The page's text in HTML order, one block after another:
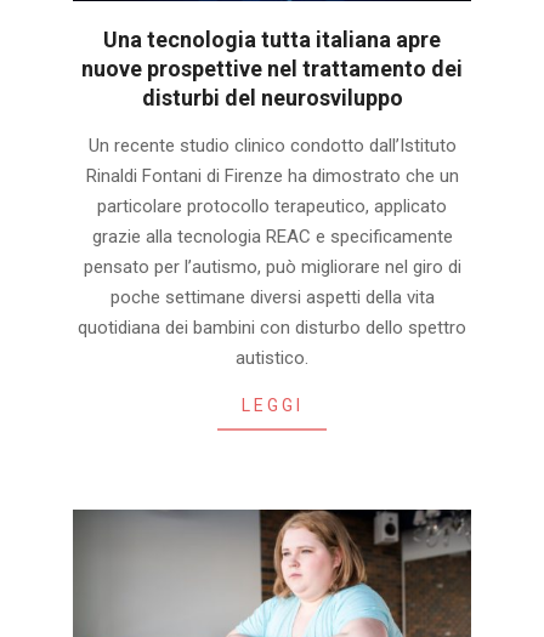
Una tecnologia tutta italiana apre
nuove prospettive nel trattamento dei
disturbi del neurosviluppo
09-
30
Un recente studio clinico condotto dall’Istituto
Rinaldi Fontani di Firenze ha dimostrato che un
particolare protocollo terapeutico, applicato
grazie alla tecnologia REAC e specificamente
pensato per l’autismo, può migliorare nel giro di
poche settimane diversi aspetti della vita
quotidiana dei bambini con disturbo dello spettro
autistico.
LEGGI